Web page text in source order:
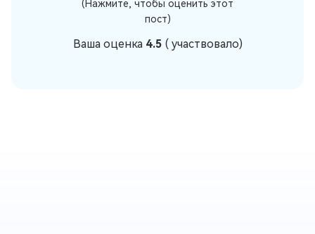
(Нажмите, чтобы оценить этот
пост)
Ваша оценка 4.5 ( участвовало)